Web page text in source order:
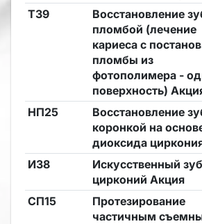
Т39
Восстановление
пломбой (лечение
кариеса с
пломбы из
фотополимера -
поверхность)
НП25
Восстановление
коронкой на
диоксида
И38
Искусственный зуб
цирконий Акция
СП15
Протезирование
частичным